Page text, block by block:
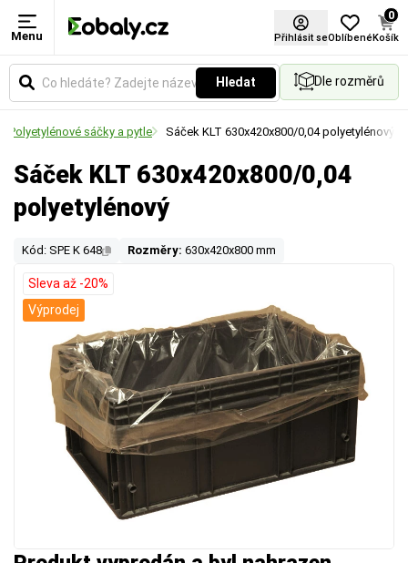
Menu Přihlásit seOblíbené
0
Košík
Hledat Dle rozměrů
Polyetylénové sáčky a pytle Sáček KLT 630x420x800/0,04 polyetylénový
Sáček KLT 630x420x800/0,04
polyetylénový
Kód: SPE K 648 Rozměry: 630x420x800 mm
Sleva až -20%
Výprodej